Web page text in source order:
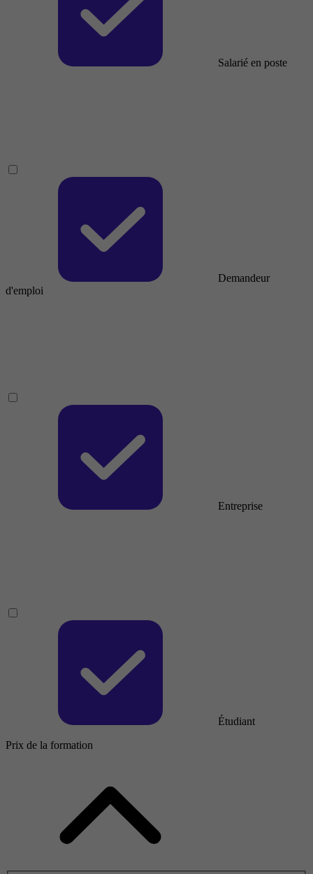
Salarié en poste
Demandeur
d'emploi
Entreprise
Étudiant
Prix de la formation